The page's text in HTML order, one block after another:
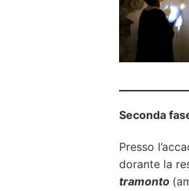
Seconda
Presso
dorante la
tramonto